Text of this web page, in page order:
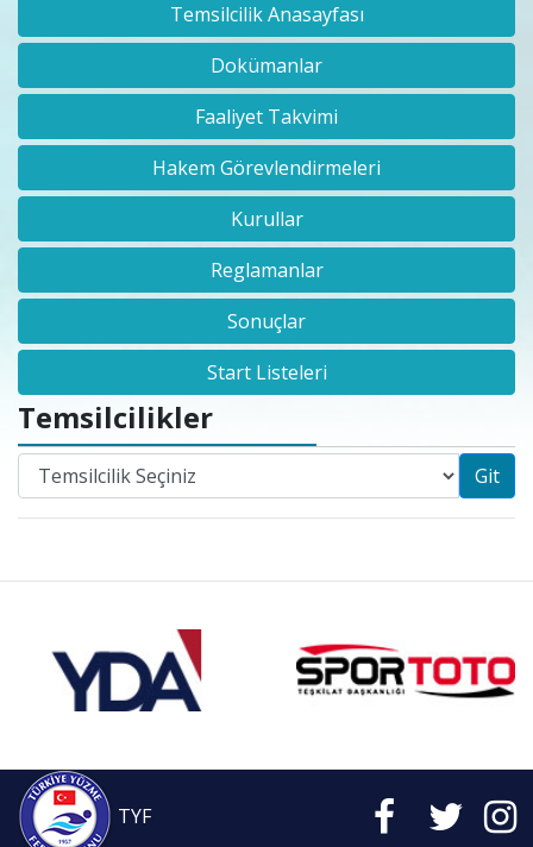
Temsilcilik Anasayfası
Dokümanlar
Faaliyet Takvimi
Hakem Görevlendirmeleri
Kurullar
Reglamanlar
Sonuçlar
Start Listeleri
Temsilcilikler
Git
TYF